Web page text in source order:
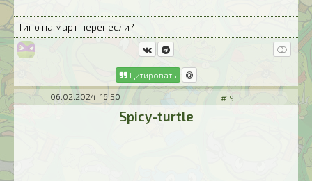
Типо на март перенесли?
Цитировать
06.02.2024, 16:50 #19
Spicy-turtle